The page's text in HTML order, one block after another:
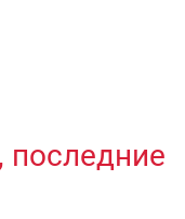
последние